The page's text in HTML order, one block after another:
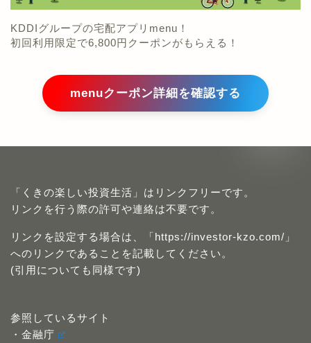
KDDIグループの宅配アプリmenu！
初回利用限定で6,800円クーポンがもらえる！
menuクーポン詳細を確認する
「くきの楽しい投資生活」はリンクフリーです。
リンクを行う際の許可や連絡は不要です。
リンクを設定する場合は、「https://investor-kzo.com/」
へのリンクであることを記載してください。
(引用についても同様です)
参照しているサイト
・金融庁